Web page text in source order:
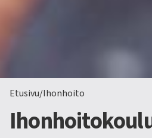
Etusivu/Ihonhoito